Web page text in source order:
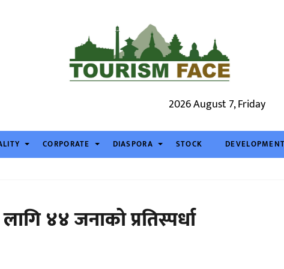
2026 August 7, Friday
CORPORATE DIASPORA STOCK DEVELOPMENT
४४ जनाको प्रतिस्पर्धा